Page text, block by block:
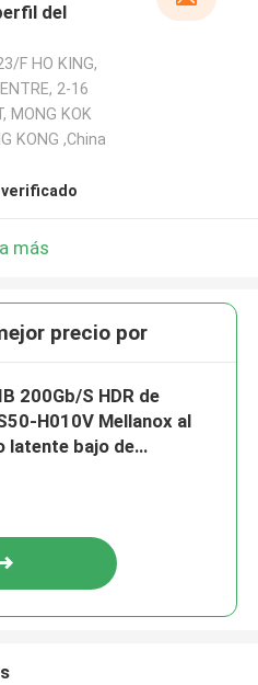
del
F HO KING,
2-16
MONG KOK
KONG ,China
más
precio por
200Gb/S HDR de
H010V Mellanox al
latente bajo de